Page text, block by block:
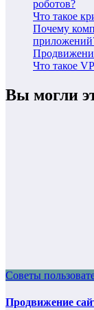
роботов?
Что такое
Почему
Что такое
Вы могли
Советы
Продвижение